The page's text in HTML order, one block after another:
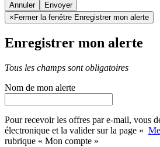
Annuler
× Fermer la fenêtre Enregistrer mon alerte
Enregistrer mon alerte
Tous les champs sont obligatoires
Nom de mon alerte
Pour recevoir les offres par e-mail, vous
électronique et la valider sur la page «
rubrique « Mon compte »